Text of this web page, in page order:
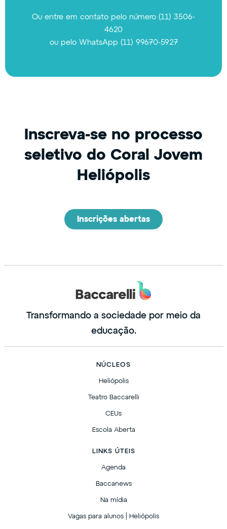
Ou entre em contato pelo número (11) 3506-
4620
ou pelo WhatsApp (11) 99670-5927
Inscreva-se no processo
seletivo do Coral Jovem
Heliópolis
Inscrições abertas
Transformando a sociedade por meio da
educação.
NÚCLEOS
Heliópolis
Teatro Baccarelli
CEUs
Escola Aberta
LINKS ÚTEIS
Agenda
Baccanews
Na mídia
Vagas para alunos | Heliópolis